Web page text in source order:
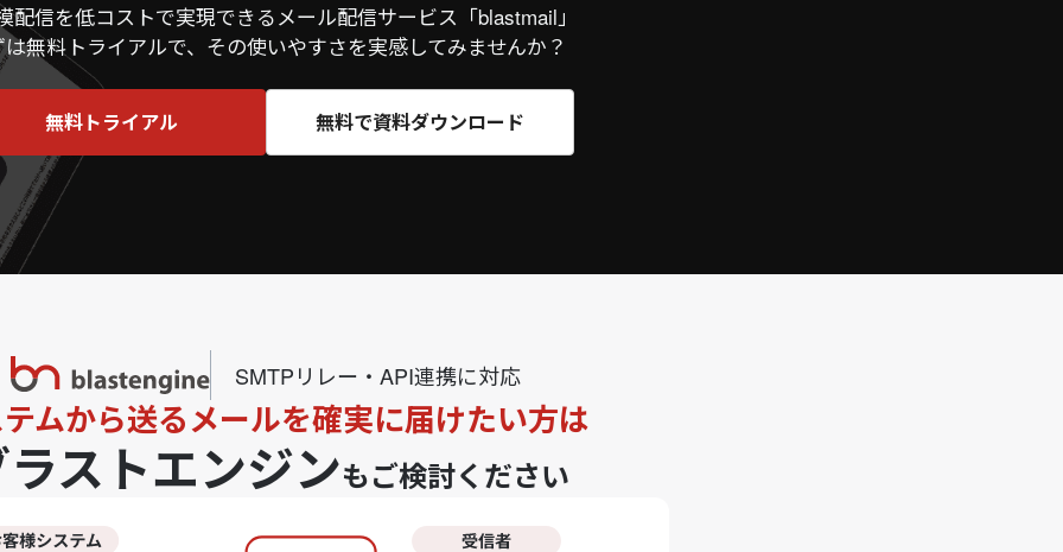
配信を低コストで実現できるメール配信サービス「blastmail」
無料トライアルで、その使いやすさを実感してみませんか？
無料トライアル 無料で資料ダウンロード
SMTPリレー・API連携に対応
ムから送るメールを確実に届けたい方は
ストエンジンもご検討ください